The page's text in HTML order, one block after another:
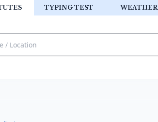
TYPING TEST WEATHER